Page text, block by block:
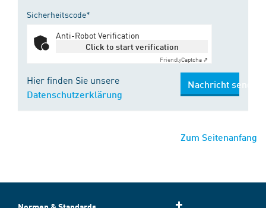
Sicherheitscode*
Anti-Robot Verification
Click to start verification
FriendlyCaptcha ⇗
Hier finden Sie unsere
Datenschutzerklärung
Nachricht senden
Zum Seitenanfang